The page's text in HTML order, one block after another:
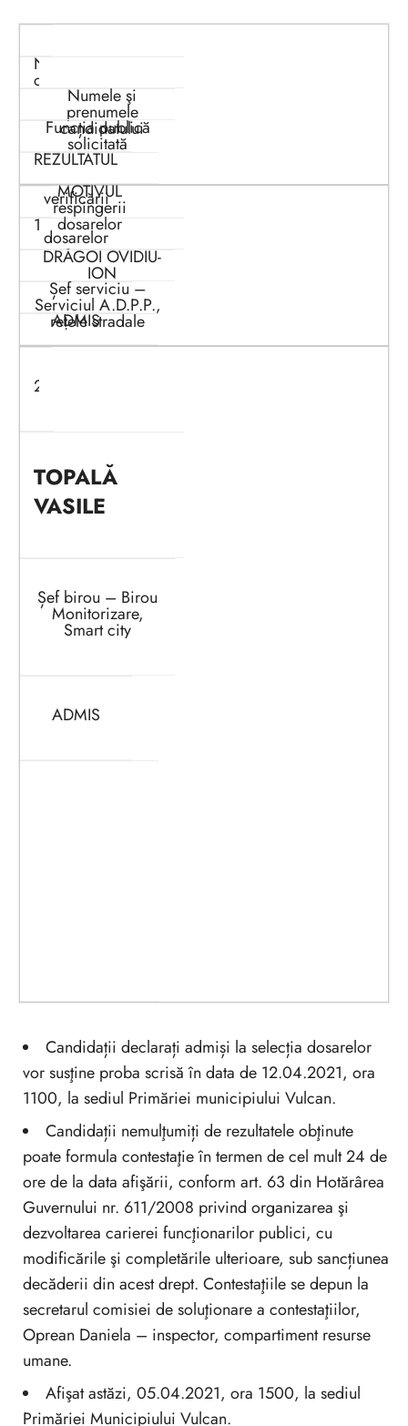
Nr.
crt.
Numele şi
prenumele
candidatului
Funcția publică
solicitată
REZULTATUL
verificării
dosarelor
MOTIVUL
respingerii
dosarelor
1
DRĂGOI OVIDIU-
ION
Șef serviciu –
Serviciul A.D.P.P.,
rețele stradale
ADMIS
2
TOPALĂ
VASILE
Șef birou – Birou
Monitorizare,
Smart city
ADMIS
Candidații declarați admiși la selecția dosarelor
vor susţine proba scrisă în data de 12.04.2021, ora
1100, la sediul Primăriei municipiului Vulcan.
Candidații nemulţumiți de rezultatele obţinute
poate formula contestaţie în termen de cel mult 24 de
ore de la data afişării, conform art. 63 din Hotărârea
Guvernului nr. 611/2008 privind organizarea şi
dezvoltarea carierei funcţionarilor publici, cu
modificările şi completările ulterioare, sub sancțiunea
decăderii din acest drept. Contestaţiile se depun la
secretarul comisiei de soluţionare a contestaţiilor,
Oprean Daniela – inspector, compartiment resurse
umane.
Afişat astăzi, 05.04.2021, ora 1500, la sediul
Primăriei Municipiului Vulcan.